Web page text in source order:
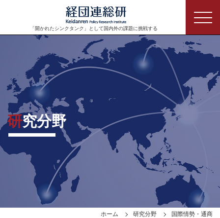
「開かれたシンクタンク」として国内外の課題に挑戦する
研究分野
ホーム 研究分野 国際情勢・通商